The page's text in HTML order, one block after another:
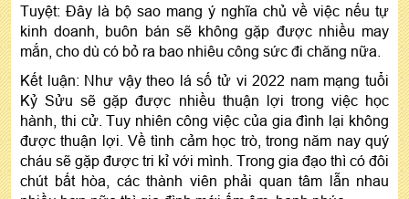
Tuyệt: Đây là bộ sao mang ý nghĩa chủ về việc nếu tự
kinh doanh, buôn bán sẽ không gặp được nhiều may
mắn, cho dù có bỏ ra bao nhiêu công sức đi chăng nữa.
Kết luận: Như vậy theo lá số tử vi 2022 nam mạng tuổi
Kỷ Sửu sẽ gặp được nhiều thuận lợi trong việc học
hành, thi cử. Tuy nhiên công việc của gia đình lại không
được thuận lợi. Về tình cảm học trò, trong năm nay quý
cháu sẽ gặp được tri kỉ với mình. Trong gia đạo thì có đôi
chút bất hòa, các thành viên phải quan tâm lẫn nhau